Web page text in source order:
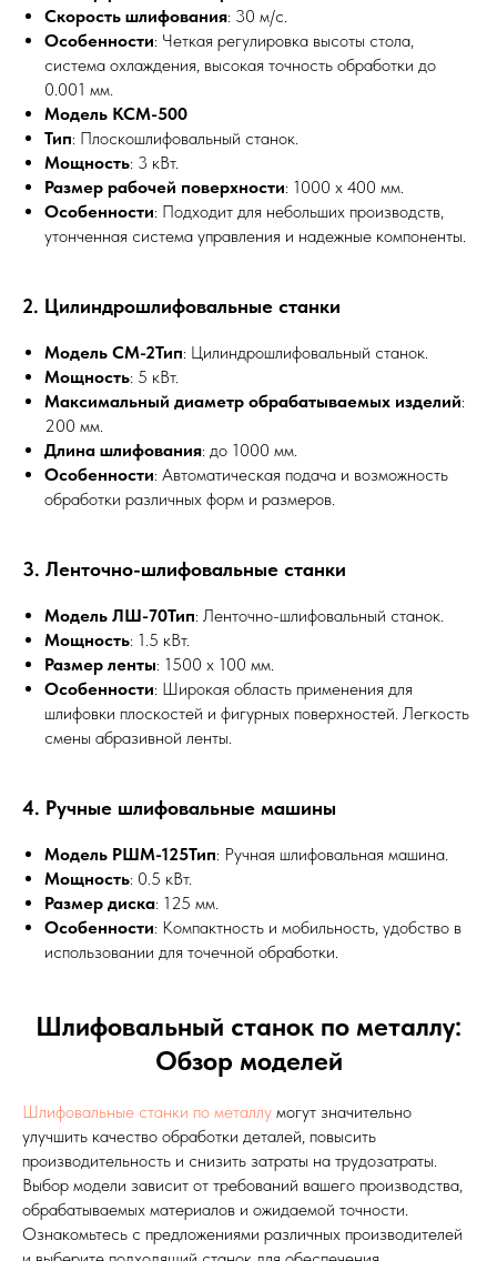
Скорость шлифования: 30 м/с.
Особенности: Четкая регулировка высоты стола,
система охлаждения, высокая точность обработки до
0.001 мм.
Модель КСМ-500
Тип: Плоскошлифовальный станок.
Мощность: 3 кВт.
Размер рабочей поверхности: 1000 x 400 мм.
Особенности: Подходит для небольших производств,
утонченная система управления и надежные компоненты.
2. Цилиндрошлифовальные станки
Модель СМ-2Тип: Цилиндрошлифовальный станок.
Мощность: 5 кВт.
Максимальный диаметр обрабатываемых изделий:
200 мм.
Длина шлифования: до 1000 мм.
Особенности: Автоматическая подача и возможность
обработки различных форм и размеров.
3. Ленточно-шлифовальные станки
Модель ЛШ-70Тип: Ленточно-шлифовальный станок.
Мощность: 1.5 кВт.
Размер ленты: 1500 x 100 мм.
Особенности: Широкая область применения для
шлифовки плоскостей и фигурных поверхностей. Легкость
смены абразивной ленты.
4. Ручные шлифовальные машины
Модель РШМ-125Тип: Ручная шлифовальная машина.
Мощность: 0.5 кВт.
Размер диска: 125 мм.
Особенности: Компактность и мобильность, удобство в
использовании для точечной обработки.
Шлифовальный станок по металлу:
Обзор моделей
Шлифовальные станки по металлу могут значительно
улучшить качество обработки деталей, повысить
производительность и снизить затраты на трудозатраты.
Выбор модели зависит от требований вашего производства,
обрабатываемых материалов и ожидаемой точности.
Ознакомьтесь с предложениями различных производителей